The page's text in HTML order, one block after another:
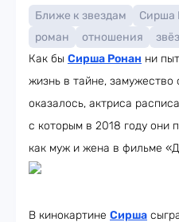
Ближе к звездам Сирша
роман
отношения
Как бы Сирша Ронан ни
жизнь в тайне, замужество
оказалось, актриса
с которым в 2018 году они
как муж и жена в фильме
В кинокартине Сирша